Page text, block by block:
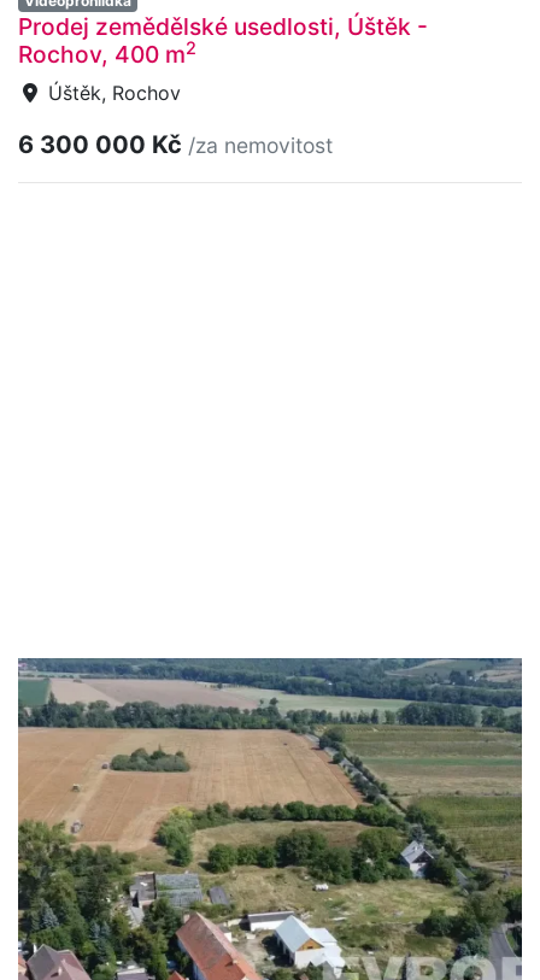
Prodej zemědělské usedlosti, Úštěk -
Rochov, 400 m2
Úštěk, Rochov
6 300 000 Kč /za nemovitost